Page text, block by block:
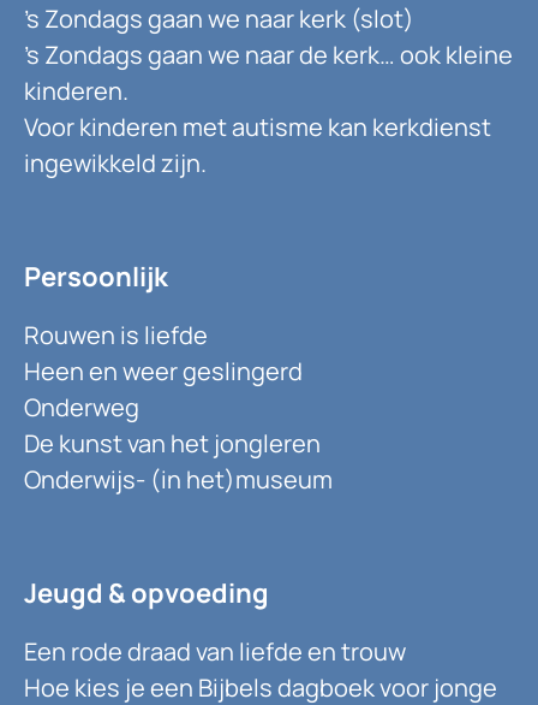
’s Zondags gaan we naar kerk (slot)
’s Zondags gaan we naar de kerk… ook kleine
kinderen.
Voor kinderen met autisme kan kerkdienst
ingewikkeld zijn.
Persoonlijk
Rouwen is liefde
Heen en weer geslingerd
Onderweg
De kunst van het jongleren
Onderwijs- (in het)museum
Jeugd & opvoeding
Een rode draad van liefde en trouw
Hoe kies je een Bijbels dagboek voor jonge